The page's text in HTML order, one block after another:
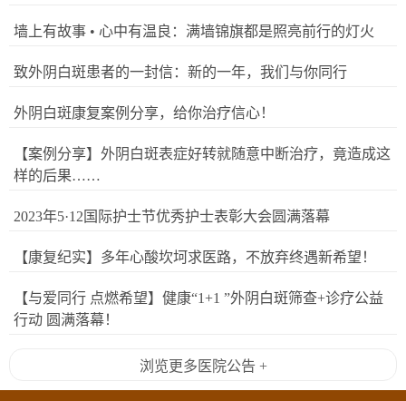
墙上有故事 • 心中有温良：满墙锦旗都是照亮前行的灯火
致外阴白斑患者的一封信：新的一年，我们与你同行
外阴白斑康复案例分享，给你治疗信心！
【案例分享】外阴白斑表症好转就随意中断治疗，竟造成这
样的后果……
2023年5·12国际护士节优秀护士表彰大会圆满落幕
【康复纪实】多年心酸坎坷求医路，不放弃终遇新希望！
【与爱同行 点燃希望】健康“1+1 ”外阴白斑筛查+诊疗公益
行动 圆满落幕！
浏览更多医院公告 +